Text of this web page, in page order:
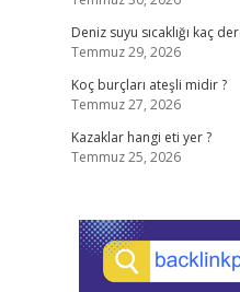
Deniz suyu sıcaklığı kaç
Temmuz 29, 2026
Koç burçları ateşli midir ?
Temmuz 27, 2026
Kazaklar hangi eti yer ?
Temmuz 25, 2026